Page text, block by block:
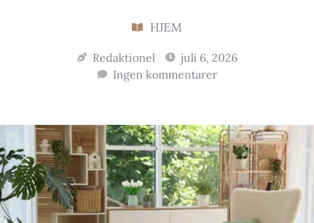
HJEM
Redaktionel
juli 6, 2026
Ingen kommentarer